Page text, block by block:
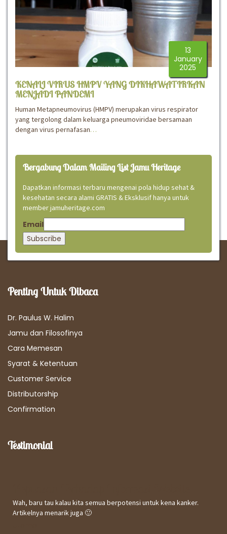
13
January
2025
KENALI VIRUS HMPV YANG DIKHAWATIRKAN
MENJADI PANDEMI
Human Metapneumovirus (HMPV) merupakan virus respirator
yang tergolong dalam keluarga pneumoviridae bersamaan
dengan virus pernafasan…
Bergabung Dalam Mailing List Jamu Heritage
Dapatkan informasi terbaru mengenai pola hidup sehat &
kesehatan secara alami GRATIS & Eksklusif hanya untuk
member jamuheritage.com
Email
Penting Untuk Dibaca
Dr. Paulus W. Halim
Jamu dan Filosofinya
Cara Memesan
Syarat & Ketentuan
Customer Service
Distributorship
Confirmation
Testimonial
Wah, baru tau kalau kita semua berpotensi untuk kena kanker.
Artikelnya menarik juga 🙂